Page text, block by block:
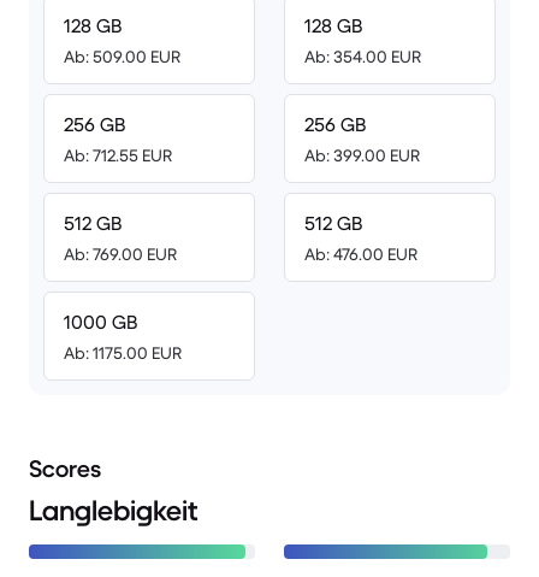
128 GB
Ab: 509.00 EUR
256 GB
Ab: 712.55 EUR
512 GB
Ab: 769.00 EUR
1000 GB
Ab: 1175.00 EUR
128 GB
Ab: 354.00 EUR
256 GB
Ab: 399.00 EUR
512 GB
Ab: 476.00 EUR
Scores
Langlebigkeit